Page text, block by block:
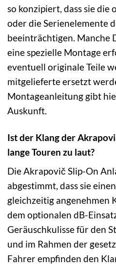
so konzipiert, dass sie
oder die Serienelemente
beeinträchtigen. Manche
eine spezielle Montage
eventuell originale Teile
mitgelieferte ersetzt
Montageanleitung gibt
Auskunft.
Ist der Klang der
lange Touren zu laut?
Die Akrapovič Slip-On
abgestimmt, dass sie
gleichzeitig angenehmen
dem optionalen dB-
Geräuschkulisse für den
und im Rahmen der
Fahrer empfinden den